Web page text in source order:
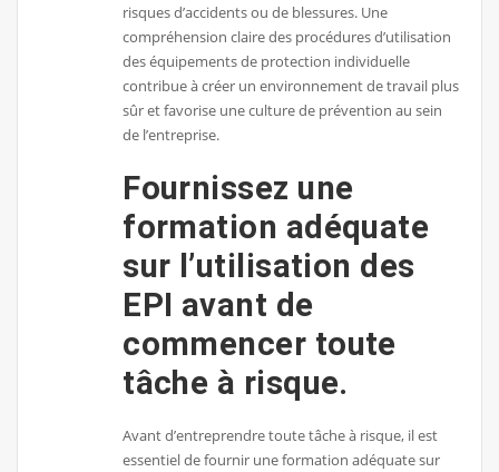
risques d’accidents ou de blessures. Une
compréhension claire des procédures d’utilisation
des équipements de protection individuelle
contribue à créer un environnement de travail plus
sûr et favorise une culture de prévention au sein
de l’entreprise.
Fournissez une
formation adéquate
sur l’utilisation des
EPI avant de
commencer toute
tâche à risque.
Avant d’entreprendre toute tâche à risque, il est
essentiel de fournir une formation adéquate sur